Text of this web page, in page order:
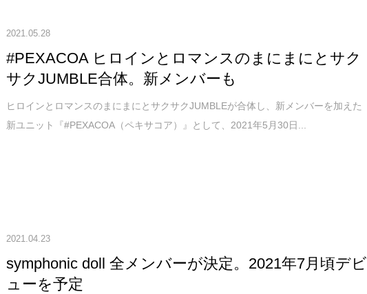
2021.05.28
#PEXACOA ヒロインとロマンスのまにまにとサク
サクJUMBLE合体。新メンバーも
ヒロインとロマンスのまにまにとサクサクJUMBLEが合体し、新メンバーを加えた
新ユニット『#PEXACOA（ペキサコア）』として、2021年5月30日...
2021.04.23
symphonic doll 全メンバーが決定。2021年7月頃デビ
ューを予定